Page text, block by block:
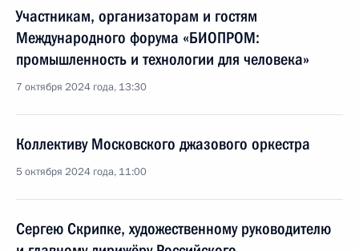
Участникам, организаторам и гостям
Международного форума «БИОПРОМ:
промышленность и технологии для человека»
7 октября 2024 года, 13:30
Коллективу Московского джазового оркестра
5 октября 2024 года, 11:00
Сергею Скрипке, художественному руководителю